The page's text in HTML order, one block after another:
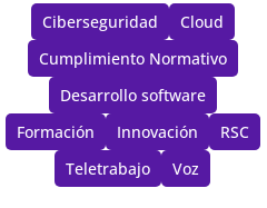
Ciberseguridad
Cloud
Cumplimiento Normativo
Desarrollo software
Formación
Innovación
RSC
Teletrabajo
Voz